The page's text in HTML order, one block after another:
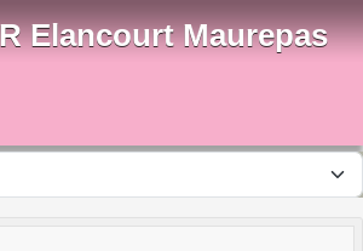
Elancourt Maurepas
cookies